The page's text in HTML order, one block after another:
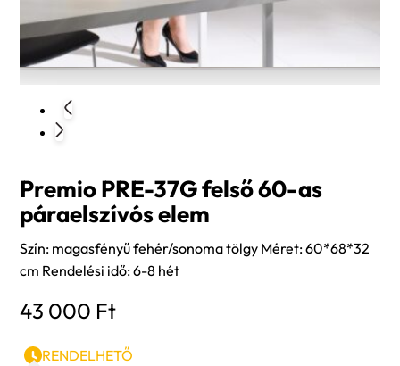
Premio PRE-37G felső 60-as
páraelszívós elem
Szín: magasfényű fehér/sonoma tölgy Méret: 60*68*32
cm Rendelési idő: 6-8 hét
43 000 Ft
RENDELHETŐ